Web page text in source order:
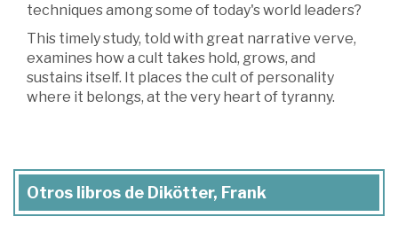
techniques among some of today's world leaders?
This timely study, told with great narrative verve,
examines how a cult takes hold, grows, and
sustains itself. It places the cult of personality
where it belongs, at the very heart of tyranny.
Otros libros de Dikötter, Frank